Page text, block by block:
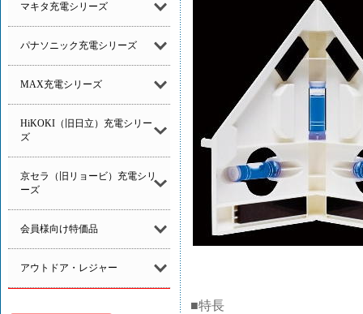
マキタ充電シリーズ
パナソニック充電シリーズ
MAX充電シリーズ
HiKOKI（旧日立）充電シリー
ズ
京セラ（旧リョービ）充電シリ
ーズ
会員様向け特価品
アウトドア・レジャー
■特長